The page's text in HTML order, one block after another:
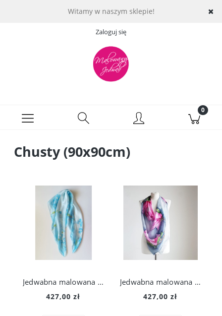
Witamy w naszym sklepie!
Zaloguj się
Chusty (90x90cm)
Jedwabna malowana chusta - niezapominajki
427,00 zł
Jedwabna malowana chusta -magnolie
427,00 zł